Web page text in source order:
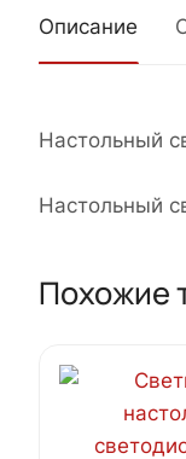
Описание
Настольный
Настольный
Похожие